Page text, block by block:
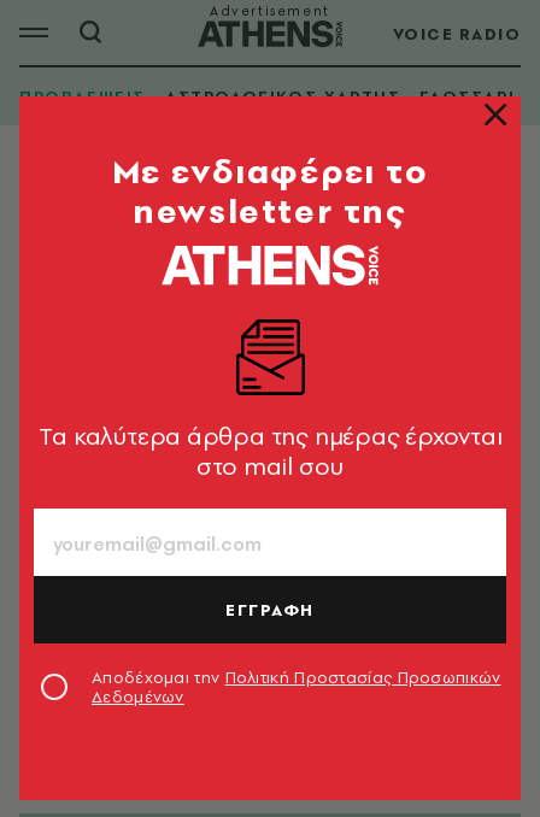
VOICE RADIO
ΠΡΟΒΛΕΨΕΙΣ ΑΣΤΡΟΛΟΓΙΚΟΣ ΧΑΡΤΗΣ ΓΛΩΣΣΑΡΙ
ΠΡΟΒΛΕΨΕΙΣ
ΗΜΕΡΗΣΙΕΣ
Mε ενδιαφέρει το
newsletter της
Tα καλύτερα άρθρα της ημέρας έρχονται
στο mail σου
ΕΓΓΡΑΦΗ
Αποδέχομαι την Πολιτική Προστασίας Προσωπικών
Δεδομένων